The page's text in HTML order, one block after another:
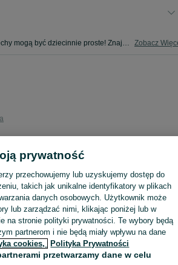
Zakupy dla Twojej pociechy mogą być dziecinnie proste! Znajdź to, czego potrzebujesz w kategorii Dla Dzieci na OLX - Korzecko i okolice! Zobacz
prywatność
przechowujemy lub uzyskujemy dostęp do
takich jak unikalne identyfikatory w plikach
danych osobowych. Użytkownik może
lub zarządzać nimi, klikając poniżej lub w
na stronie polityki prywatności. Te wybory będą
partnerom i nie będą miały wpływu na dane
cookies, Polityka Prywatności
przetwarzamy dane w celu